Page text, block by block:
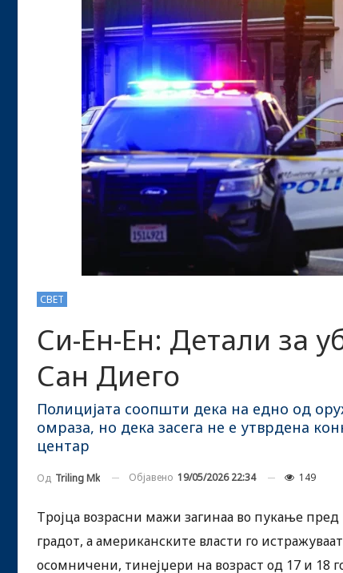
СВЕТ
Си-Ен-Ен: Детали за
Сан Диего
Полицијата соопшти дека на едно од
омраза, но дека засега не е утврдена
центар
Од Triling Mk Објавено 19/05/2026 22:34 149
Тројца возрасни мажи загинаа во пукање
градот, а американските власти го
осомничени, тинејџери на возраст од 17 и 18